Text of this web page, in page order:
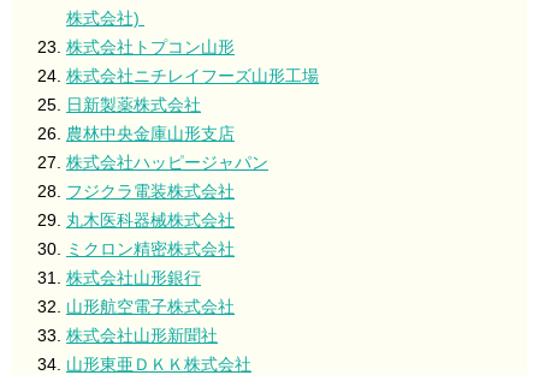
株式会社)
株式会社トプコン山形
株式会社ニチレイフーズ山形工場
日新製薬株式会社
農林中央金庫山形支店
株式会社ハッピージャパン
フジクラ電装株式会社
丸木医科器械株式会社
ミクロン精密株式会社
株式会社山形銀行
山形航空電子株式会社
株式会社山形新聞社
山形東亜ＤＫＫ株式会社